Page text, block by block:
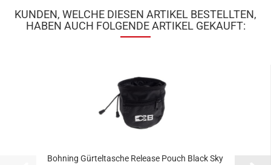
KUNDEN, WELCHE DIESEN ARTIKEL BESTELLTEN,
HABEN AUCH FOLGENDE ARTIKEL GEKAUFT:
Bohning Gürteltasche Release Pouch Black Sky